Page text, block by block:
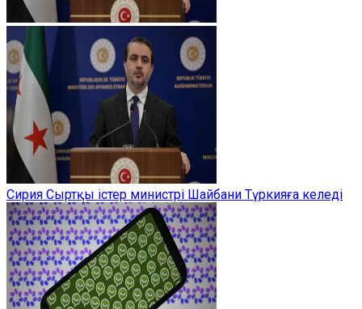
Сирия Сыртқы істер министрі Шайбани Түркияға келеді